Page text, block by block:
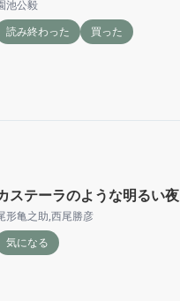
池公毅
読み終わった
買った
ステーラのような明るい夜
形亀之助,西尾勝彦
気になる